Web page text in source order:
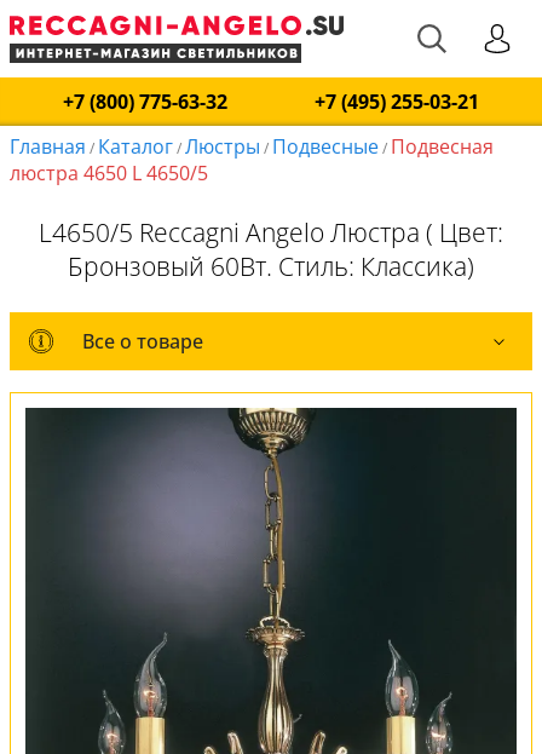
+7 (800) 775-63-32
+7 (495) 255-03-21
Главная / Каталог/Люстры / Подвесные/ Подвесная
люстра 4650 L 4650/5
L4650/5 Reccagni Angelo Люстра ( Цвет:
Бронзовый 60Вт. Стиль: Классика)
Все о товаре
Все о товаре
Комплект лампочек
Обмен и возврат
Установка
FAQ